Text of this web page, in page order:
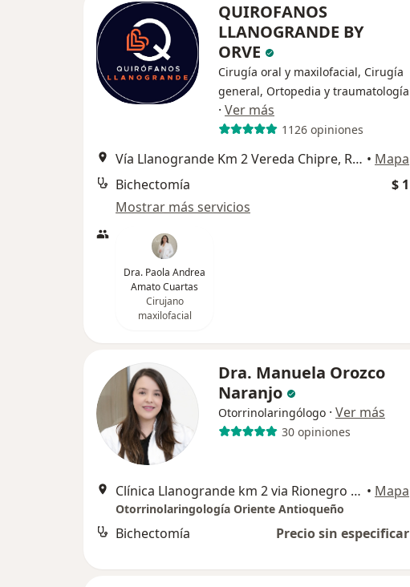
QUIROFANOS
LLANOGRANDE BY
ORVE
Cirugía oral y maxilofacial, Cirugía
general, Ortopedia y traumatología
· Ver más
1126 opiniones
Vía Llanogrande Km 2 Vereda Chipre, Rionegro • Mapa
Bichectomía
$ 1
Mostrar más servicios
Dra. Paola Andrea
Amato Cuartas
Cirujano
maxilofacial
Dra. Manuela Orozco
Naranjo
Otorrinolaringólogo · Ver más
30 opiniones
Clínica Llanogrande km 2 via Rionegro Llanogrande, Rionegro • Mapa
Otorrinolaringología Oriente Antioqueño
Bichectomía Precio sin especificar